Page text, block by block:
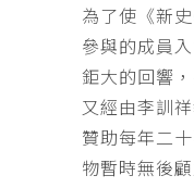
為了使《新
參與的成員
鉅大的回響
又經由李訓
贊助每年二
物暫時無後